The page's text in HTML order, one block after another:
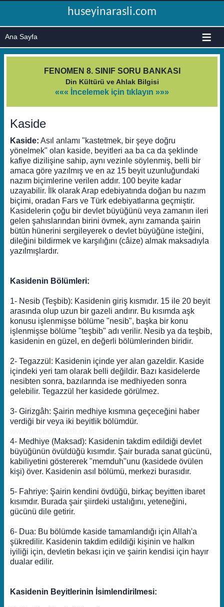
huseyinarasli.com
≡
FENOMEN 8. SINIF SORU BANKASI
Din Kültürü ve Ahlak Bilgisi
««« İncelemek için tıklayın »»»
Kaside
Kaside: Asıl anlamı "kastetmek, bir şeye doğru
yönelmek" olan kaside, beyitleri aa ba ca da şeklinde
kafiye dizilişine sahip, aynı vezinle söylenmiş, belli bir
amaca göre yazılmış ve en az 15 beyit uzunluğundaki
nazım biçimlerine verilen addır. 100 beyite kadar
uzayabilir. İlk olarak Arap edebiyatında doğan bu nazım
biçimi, oradan Fars ve Türk edebiyatlarına geçmiştir.
Kasidelerin çoğu bir devlet büyüğünü veya zamanın ileri
gelen şahıslarından birini övmek, aynı zamanda şairin
bütün hünerini sergileyerek o devlet büyüğüne isteğini,
dileğini bildirmek ve karşılığını (câize) almak maksadıyla
yazılmışlardır.
Kasidenin Bölümleri:
1- Nesib (Teşbib): Kasidenin giriş kısmıdır. 15 ile 20 beyit
arasında olup uzun bir gazeli andırır. Bu kısımda aşk
konusu işlenmişse bölüme "nesib", başka bir konu
işlenmişse bölüme "teşbib" adı verilir. Nesib ya da teşbib,
kasidenin en güzel, en değerli bölümlerinden biridir.
2- Tegazzül: Kasidenin içinde yer alan gazeldir. Kaside
içindeki yeri tam olarak belli değildir. Bazı kasidelerde
nesibten sonra, bazılarında ise medhiyeden sonra
gelebilir. Tegazzül her kasidede görülmez.
3- Girizgâh: Şairin medhiye kısmına geçeceğini haber
verdiği bir veya iki beyitlik bölümdür.
4- Medhiye (Maksad): Kasidenin takdim edildiği devlet
büyüğünün övüldüğü kısımdır. Şair burada sanat gücünü,
kabiliyetini göstererek "memduh"unu (kasidede övülen
kişi) över. Kasidenin asıl bölümü, merkezi burasıdır.
5- Fahriye: Şairin kendini övdüğü, birkaç beyitten ibaret
kısımdır. Burada şair şiirdeki ustalığını, yeteneğini,
gücünü dile getirir.
6- Dua: Bu bölümde kaside tamamlandığı için Allah'a
şükredilir. Kasidenin takdim edildiği kişinin ve halkın
iyiliği için, devletin bekası için ve şairin kendisi için hayır
dualar edilir.
Kasidenin Beyitlerinin İsimlendirilmesi: